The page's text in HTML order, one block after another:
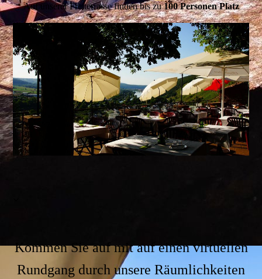
Auf unserer Freiterrasse finden bis zu100 Personen Platz
Kommen Sie auf mit auf einen virtuellen
Rundgang durch unsere Räumlichkeiten